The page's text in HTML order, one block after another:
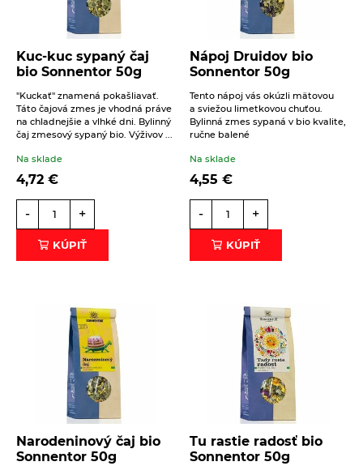
Kuc-kuc sypaný čaj
bio Sonnentor 50g
"Kuckať" znamená pokašliavať.
Táto čajová zmes je vhodná práve
na chladnejšie a vlhké dni. Bylinný
čaj zmesový sypaný bio. Výživov ...
Na sklade
4,72 €
- +
KÚPIŤ
Nápoj Druidov bio
Sonnentor 50g
Tento nápoj vás okúzli mätovou
a sviežou limetkovou chuťou.
Bylinná zmes sypaná v bio kvalite,
ručne balené
Na sklade
4,55 €
- +
KÚPIŤ
Narodeninový čaj bio
Sonnentor 50g
Tu rastie radosť bio
Sonnentor 50g